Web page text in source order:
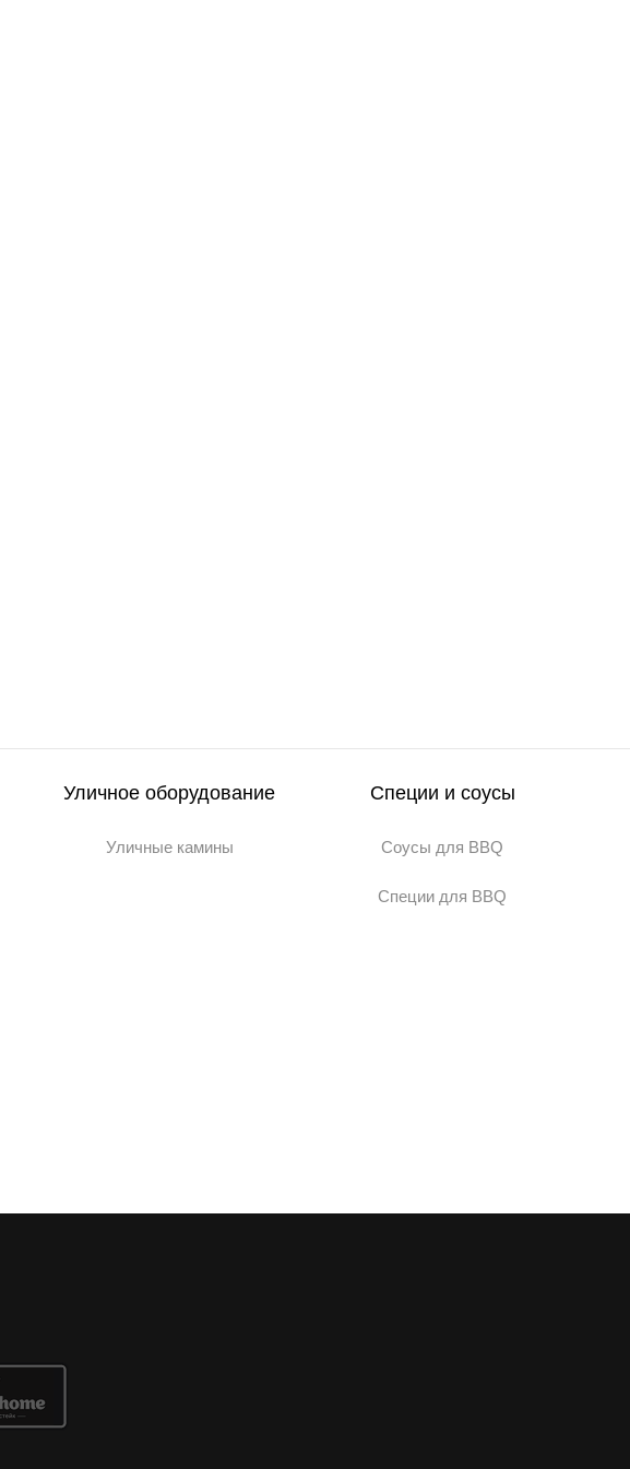
Уличное оборудование
Уличные камины
Специи и соусы
Соусы для BBQ
Специи для BBQ